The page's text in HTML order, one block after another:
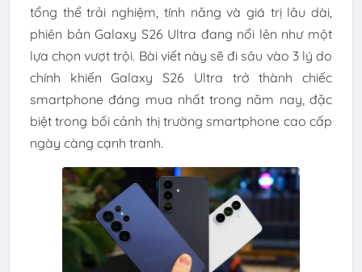
tổng thể trải nghiệm, tính năng và giá trị lâu dài,
phiên bản Galaxy S26 Ultra đang nổi lên như một
lựa chọn vượt trội. Bài viết này sẽ đi sâu vào 3 lý do
chính khiến Galaxy S26 Ultra trở thành chiếc
smartphone đáng mua nhất trong năm nay, đặc
biệt trong bối cảnh thị trường smartphone cao cấp
ngày càng cạnh tranh.